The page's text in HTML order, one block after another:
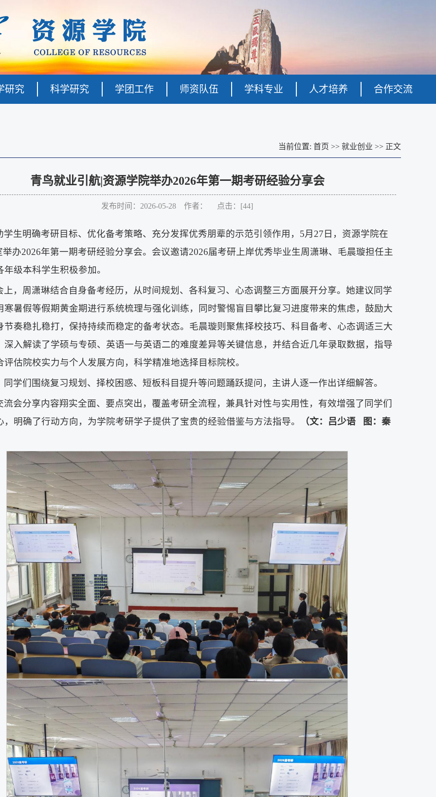
研究 科学研究 学团工作 师资队伍 学科专业 人才培养 合作交流
当前位置: 首页 >> 就业创业 >> 正文
青鸟就业引航|资源学院举办2026年第一期考研经验分享会
发布时间：2026-05-28 作者： 点击：[44]
学生明确考研目标、优化备考策略、充分发挥优秀朋辈的示范引领作用，5月27日，资源学院在
举办2026年第一期考研经验分享会。会议邀请2026届考研上岸优秀毕业生周潇琳、毛晨璇担任主
年级本科学生积极参加。
上，周潇琳结合自身备考经历，从时间规划、各科复习、心态调整三方面展开分享。她建议同学
寒暑假等假期黄金期进行系统梳理与强化训练，同时警惕盲目攀比复习进度带来的焦虑，鼓励大
节奏稳扎稳打，保持持续而稳定的备考状态。毛晨璇则聚焦择校技巧、科目备考、心态调适三大
深入解读了学硕与专硕、英语一与英语二的难度差异等关键信息，并结合近几年录取数据，指导
评估院校实力与个人发展方向，科学精准地选择目标院校。
同学们围绕复习规划、择校困惑、短板科目提升等问题踊跃提问，主讲人逐一作出详细解答。
流会分享内容翔实全面、要点突出，覆盖考研全流程，兼具针对性与实用性，有效增强了同学们
，明确了行动方向，为学院考研学子提供了宝贵的经验借鉴与方法指导。
（文：吕少语 图：秦